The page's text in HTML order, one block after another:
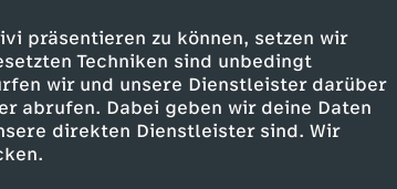
präsentieren zu können, setzen wir
Techniken sind unbedingt
wir und unsere Dienstleister darüber
abrufen. Dabei geben wir deine Daten
direkten Dienstleister sind. Wir